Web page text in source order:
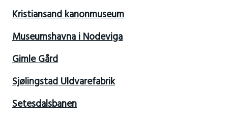
Kristiansand kanonmuseum
Museumshavna i Nodeviga
Gimle Gård
Sjølingstad Uldvarefabrik
Setesdalsbanen